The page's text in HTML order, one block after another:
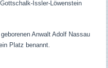
Anwalt Adolf Nassau
Platz benannt.